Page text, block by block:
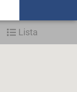
Lista